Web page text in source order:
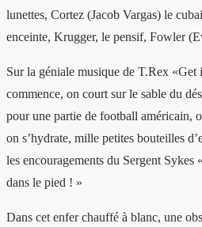
lunettes, Cortez (Jacob Vargas) le
enceinte, Krugger, le pensif, Fowler
Sur la géniale musique de T.Rex «Get
commence, on court sur le sable du
pour une partie de football américain,
on s’hydrate, mille petites bouteilles
les encouragements du Sergent Sykes
dans le pied ! »
Dans cet enfer chauffé à blanc, une